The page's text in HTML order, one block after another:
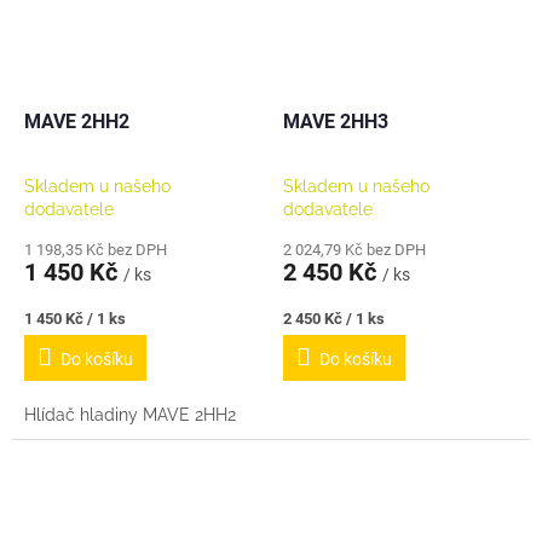
MAVE 2HH2
Skladem u našeho
dodavatele
1 198,35 Kč bez DPH
1 450 Kč / ks
Měrná
cena:
1 450 Kč / 1 ks
Do košíku
Hlídač hladiny MAVE 2HH2
MAVE 2HH3
Skladem u našeho
dodavatele
2 024,79 Kč bez DPH
2 450 Kč / ks
Měrná
cena:
2 450 Kč / 1 ks
Do košíku